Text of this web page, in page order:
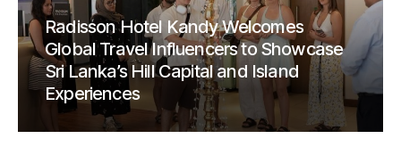
Radisson Hotel Kandy Welcomes
Global Travel Influencers to Showcase
Sri Lanka’s Hill Capital and Island
Experiences